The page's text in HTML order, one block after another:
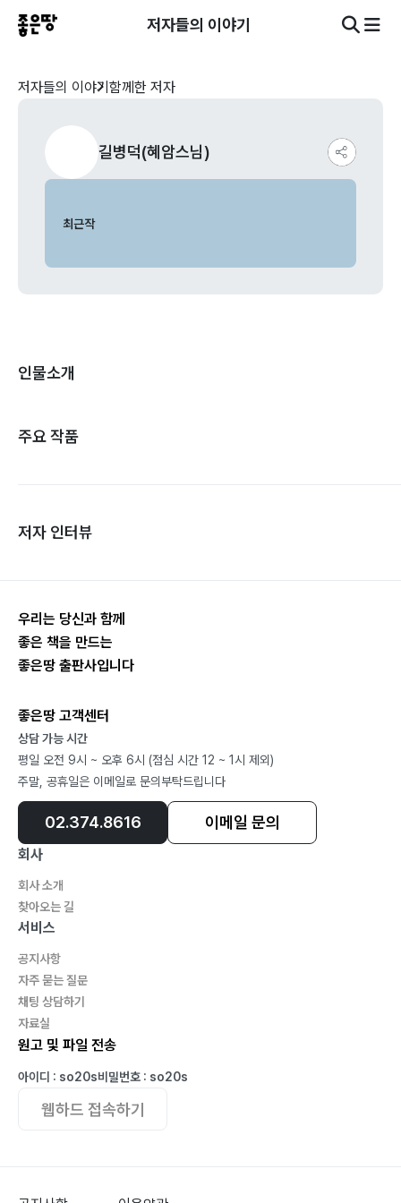
저자들의 이야기
저자들의 이야기 함께한 저자
길병덕(혜암스님)
최근작
인물소개
주요 작품
저자 인터뷰
우리는 당신과 함께
좋은 책을 만드는
좋은땅 출판사입니다
좋은땅 고객센터
상담 가능 시간
평일 오전 9시 ~ 오후 6시 (점심 시간 12 ~ 1시 제외)
주말, 공휴일은 이메일로 문의부탁드립니다
02.374.8616 이메일 문의
회사
회사 소개
찾아오는 길
서비스
공지사항
자주 묻는 질문
채팅 상담하기
자료실
원고 및 파일 전송
아이디 : so20s비밀번호 : so20s
웹하드 접속하기